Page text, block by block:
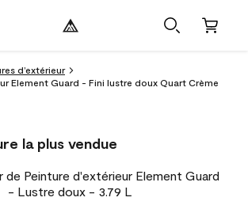
d’extérieur
Element Guard - Fini lustre doux Quart Crème
la plus vendue